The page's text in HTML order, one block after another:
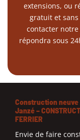
extensions, ou
gratuit et
contacter
répondra sous
Construction neuve
Janzé –
FERRIER
Envie de faire